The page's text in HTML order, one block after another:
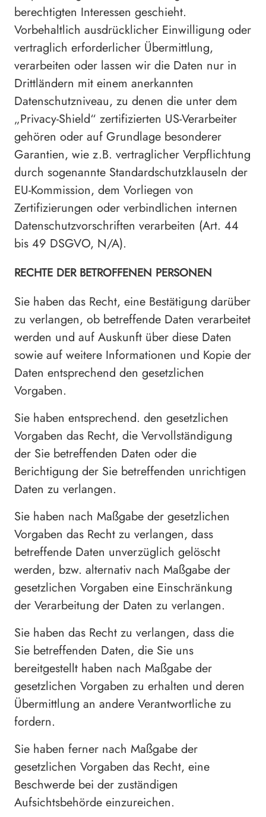
berechtigten Interessen geschieht.
Vorbehaltlich ausdrücklicher Einwilligung oder
vertraglich erforderlicher Übermittlung,
verarbeiten oder lassen wir die Daten nur in
Drittländern mit einem anerkannten
Datenschutzniveau, zu denen die unter dem
„Privacy-Shield“ zertifizierten US-Verarbeiter
gehören oder auf Grundlage besonderer
Garantien, wie z.B. vertraglicher Verpflichtung
durch sogenannte Standardschutzklauseln der
EU-Kommission, dem Vorliegen von
Zertifizierungen oder verbindlichen internen
Datenschutzvorschriften verarbeiten (Art. 44
bis 49 DSGVO, N/A).
RECHTE DER BETROFFENEN PERSONEN
Sie haben das Recht, eine Bestätigung darüber
zu verlangen, ob betreffende Daten verarbeitet
werden und auf Auskunft über diese Daten
sowie auf weitere Informationen und Kopie der
Daten entsprechend den gesetzlichen
Vorgaben.
Sie haben entsprechend. den gesetzlichen
Vorgaben das Recht, die Vervollständigung
der Sie betreffenden Daten oder die
Berichtigung der Sie betreffenden unrichtigen
Daten zu verlangen.
Sie haben nach Maßgabe der gesetzlichen
Vorgaben das Recht zu verlangen, dass
betreffende Daten unverzüglich gelöscht
werden, bzw. alternativ nach Maßgabe der
gesetzlichen Vorgaben eine Einschränkung
der Verarbeitung der Daten zu verlangen.
Sie haben das Recht zu verlangen, dass die
Sie betreffenden Daten, die Sie uns
bereitgestellt haben nach Maßgabe der
gesetzlichen Vorgaben zu erhalten und deren
Übermittlung an andere Verantwortliche zu
fordern.
Sie haben ferner nach Maßgabe der
gesetzlichen Vorgaben das Recht, eine
Beschwerde bei der zuständigen
Aufsichtsbehörde einzureichen.